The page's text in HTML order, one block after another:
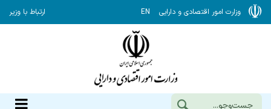
وزارت امور اقتصادی و دارایی EN ارتباط با وزیر